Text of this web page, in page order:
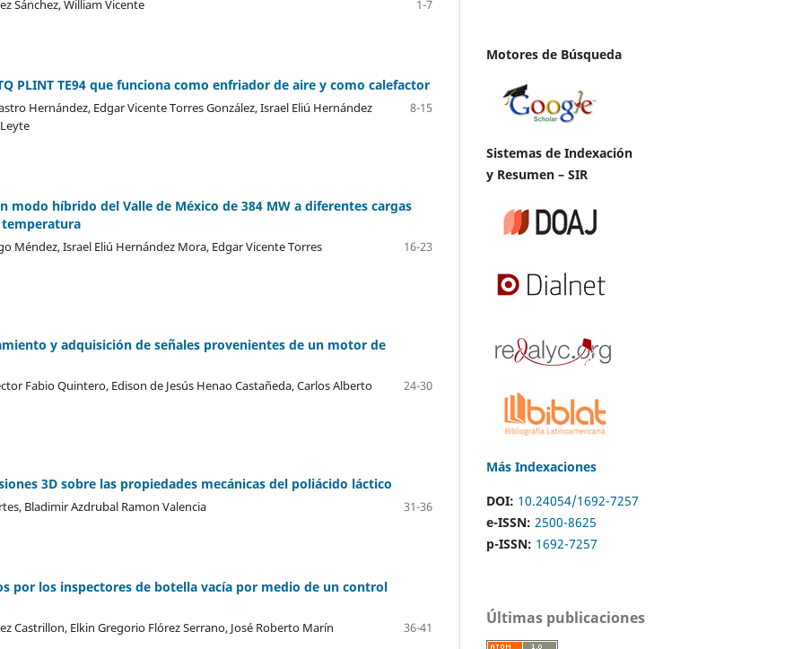
Sánchez, William Vicente
1-7
PLINT TE94 que funciona como enfriador de aire y como calefactor
Hernández, Edgar Vicente Torres González, Israel Eliú Hernández
8-15
híbrido del Valle de México de 384 MW a diferentes cargas
temperatura
Méndez, Israel Eliú Hernández Mora, Edgar Vicente Torres
16-23
y adquisición de señales provenientes de un motor de
Fabio Quintero, Edison de Jesús Henao Castañeda, Carlos Alberto
24-30
3D sobre las propiedades mecánicas del poliácido láctico
Bladimir Azdrubal Ramon Valencia
31-36
por los inspectores de botella vacía por medio de un control
Castrillon, Elkin Gregorio Flórez Serrano, José Roberto Marín
36-41
Motores de Búsqueda
Sistemas de Indexación
y Resumen – SIR
Más Indexaciones
DOI: 10.24054/1692-7257
e-ISSN: 2500-8625
p-ISSN: 1692-7257
Últimas publicaciones